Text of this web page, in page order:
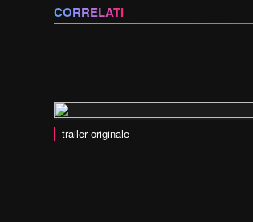
CORRELATI
trailer originale